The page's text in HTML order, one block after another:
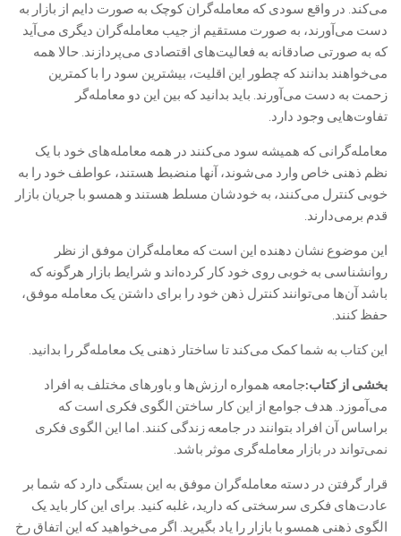
می‌کند. در واقع سودی که معامله‌گران کوچک به صورت دايم از بازار به
دست می‌آورند، به صورت مستقیم از جیب معامله‌گران دیگری می‌آید
که به صورتی صادقانه به فعالیت‌های اقتصادی می‌پردازند. حالا همه
می‌خواهند بدانند که چطور این اقلیت، بیشترین سود را با کمترین
زحمت به دست می‌آورند. باید بدانید که بین این دو معامله‌گر
تفاوت‌هایی وجود دارد.
معامله‌گرانی که همیشه سود می‌کنند در همه معامله‌های خود با یک
نظم ذهنی خاص وارد می‌شوند، آنها منضبط هستند، عواطف خود را به
خوبی کنترل می‌کنند، به خودشان مسلط هستند و همسو با جریان بازار
قدم برمی‌دارند.
این موضوع نشان دهنده این است که معامله‌گران موفق از نظر
روانشناسی به خوبی روی خود کار کرده‌اند و شرایط بازار هرگونه که
باشد آن‌ها می‌توانند کنترل ذهن خود را برای داشتن یک معامله موفق،
حفظ کنند.
این کتاب به شما کمک می‌کند تا ساختار ذهنی یک معامله‌گر را بدانید.
بخشی از کتاب:جامعه همواره ارزش‌ها و باورهای مختلف به افراد
می‌آموزد. هدف جوامع از این کار ساختن الگوی فکری است که
براساس آن افراد بتوانند در جامعه زندگی کنند. اما این الگوی فکری
نمی‌تواند در بازار معامله‌گری موثر باشد.
قرار گرفتن در دسته معامله‌گران موفق به این بستگی دارد که شما بر
عادت‌های فکری سرسختی که دارید، غلبه کنید. برای این کار باید یک
الگوی ذهنی همسو با بازار را یاد بگیرید. اگر می‌خواهید که این اتفاق رخ